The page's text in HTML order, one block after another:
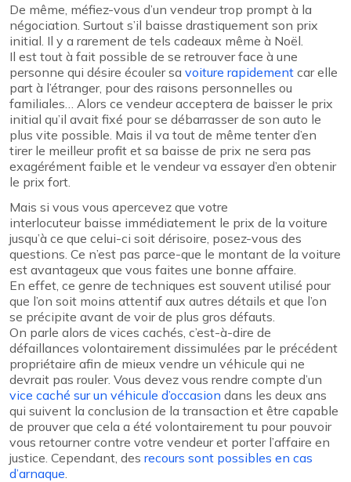
De même, méfiez-vous d’un vendeur trop prompt à la
négociation. Surtout s’il baisse drastiquement son prix
initial. Il y a rarement de tels cadeaux même à Noël.
Il est tout à fait possible de se retrouver face à une
personne qui désire écouler sa voiture rapidement car elle
part à l’étranger, pour des raisons personnelles ou
familiales… Alors ce vendeur acceptera de baisser le prix
initial qu’il avait fixé pour se débarrasser de son auto le
plus vite possible. Mais il va tout de même tenter d’en
tirer le meilleur profit et sa baisse de prix ne sera pas
exagérément faible et le vendeur va essayer d’en obtenir
le prix fort.
Mais si vous vous apercevez que votre
interlocuteur baisse immédiatement le prix de la voiture
jusqu’à ce que celui-ci soit dérisoire, posez-vous des
questions. Ce n’est pas parce-que le montant de la voiture
est avantageux que vous faites une bonne affaire.
En effet, ce genre de techniques est souvent utilisé pour
que l’on soit moins attentif aux autres détails et que l’on
se précipite avant de voir de plus gros défauts.
On parle alors de vices cachés, c’est-à-dire de
défaillances volontairement dissimulées par le précédent
propriétaire afin de mieux vendre un véhicule qui ne
devrait pas rouler. Vous devez vous rendre compte d’un
vice caché sur un véhicule d’occasion dans les deux ans
qui suivent la conclusion de la transaction et être capable
de prouver que cela a été volontairement tu pour pouvoir
vous retourner contre votre vendeur et porter l’affaire en
justice. Cependant, des recours sont possibles en cas
d’arnaque